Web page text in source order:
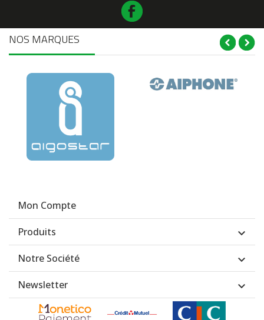
NOS MARQUES
Mon Compte
Produits 
Notre Société 
Newsletter 